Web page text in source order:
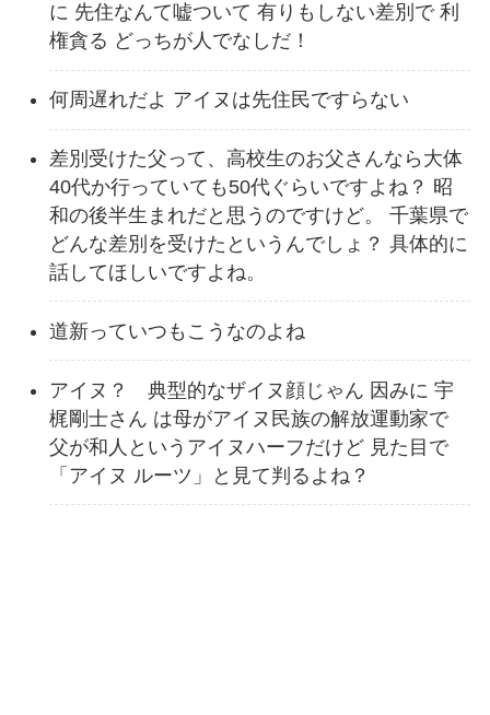
に 先住なんて嘘ついて 有りもしない差別で 利
権貪る どっちが人でなしだ！
何周遅れだよ アイヌは先住民ですらない
差別受けた父って、高校生のお父さんなら大体
40代か行っていても50代ぐらいですよね？ 昭
和の後半生まれだと思うのですけど。 千葉県で
どんな差別を受けたというんでしょ？ 具体的に
話してほしいですよね。
道新っていつもこうなのよね
アイヌ？ 典型的なザイヌ顔じゃん 因みに 宇
梶剛士さん は母がアイヌ民族の解放運動家で
父が和人というアイヌハーフだけど 見た目で
「アイヌ ルーツ」と見て判るよね？